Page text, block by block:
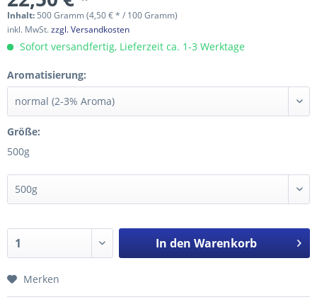
Inhalt: 500 Gramm (4,50 € * / 100 Gramm)
inkl. MwSt.zzgl. Versandkosten
Sofort versandfertig, Lieferzeit ca. 1-3 Werktage
Aromatisierung:
Größe:
500g
In den Warenkorb
Merken